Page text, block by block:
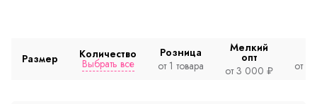
Размер Количество
Выбрать все
Розница
от 1 товара
Мелкий
опт
от 3 000 ₽
от